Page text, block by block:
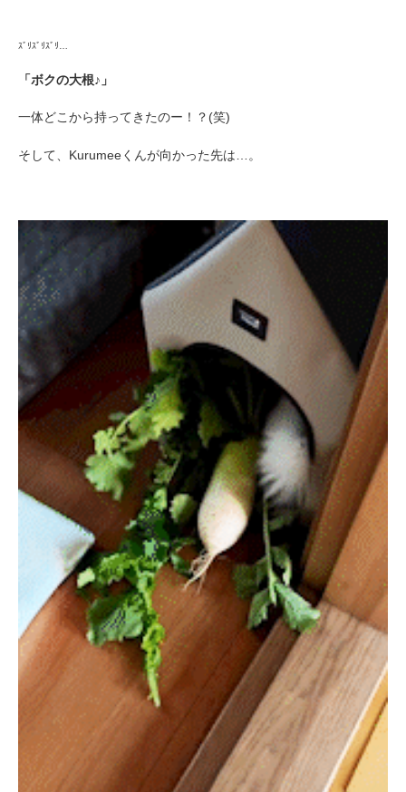
ｽﾞﾘｽﾞﾘｽﾞﾘ…
「ボクの大根♪」
一体どこから持ってきたのー！？(笑)
そして、Kurumeeくんが向かった先は…。
閉じる
pecodogs
いぬ部をフォロー
pecocats
ねこ部をフォロー
PECOアプリをダウンロード済みの方
アプリで開く
アプリをダウンロードする